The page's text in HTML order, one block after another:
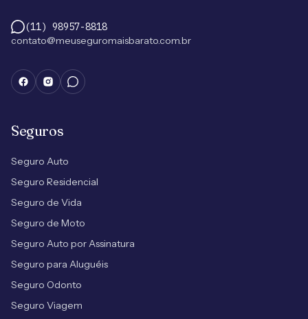
(11) 98957-8818
contato@meuseguromaisbarato.com.br
Seguros
Seguro Auto
Seguro Residencial
Seguro de Vida
Seguro de Moto
Seguro Auto por Assinatura
Seguro para Aluguéis
Seguro Odonto
Seguro Viagem